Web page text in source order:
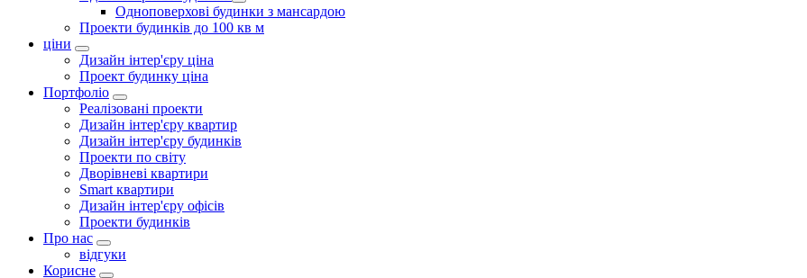
Одноповерхові будинки з мансардою
Проекти будинків до 100 кв м
ціни
Дизайн інтер'єру ціна
Проект будинку ціна
Портфоліо
Реалізовані проекти
Дизайн інтер'єру квартир
Дизайн інтер'єру будинків
Проекти по світу
Дворівневі квартири
Smart квартири
Дизайн інтер'єру офісів
Проекти будинків
Про нас
відгуки
Корисне